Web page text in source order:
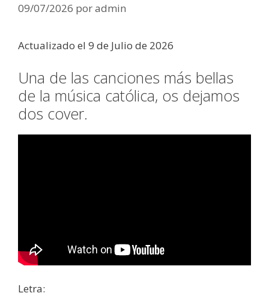
09/07/2026 poradmin
Actualizado el 9 de Julio de 2026
Una de las canciones más bellas
de la música católica, os dejamos
dos cover.
Letra: